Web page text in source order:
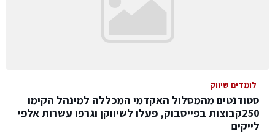
לומדים שיווק
סטודנטים מהמסלול האקדמי המכללה למינהל הקימו
250קבוצות בפייסבוק, פעלו לשיווקן וגרפו עשרות אלפי
לייקים